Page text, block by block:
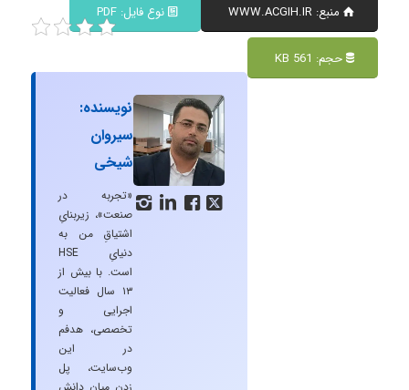
منبع: WWW.ACGIH.IR نوع فایل: PDF
حجم: 561 KB
   
نویسنده:
سیروان
شیخی
«تجربه در
صنعت»، زیربنایِ
اشتیاقِ من به
دنیایِ HSE
است. با بیش از
۱۳ سال فعالیت
اجرایی و
تخصصی، هدفم
در این
وب‌سایت، پل